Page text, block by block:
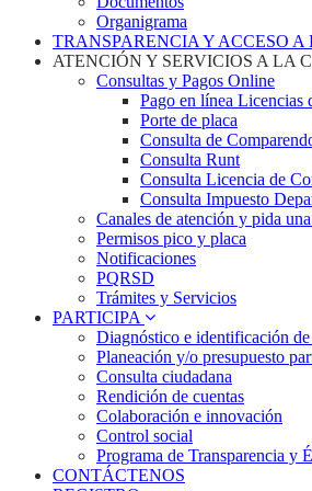
Organigrama
TRANSPARENCIA Y ACCESO
ATENCIÓN Y SERVICIOS A LA
Consultas y Pagos Online
Pago en línea Licencias
Porte de placa
Consulta de
Consulta Runt
Consulta Licencia de
Consulta Impuesto
Canales de atención y pida
Permisos pico y placa
Notificaciones
PQRSD
Trámites y Servicios
PARTICIPA
Diagnóstico e identificación
Planeación y/o presupuesto
Consulta ciudadana
Rendición de cuentas
Colaboración e innovación
Control social
Programa de Transparencia y
CONTÁCTENOS